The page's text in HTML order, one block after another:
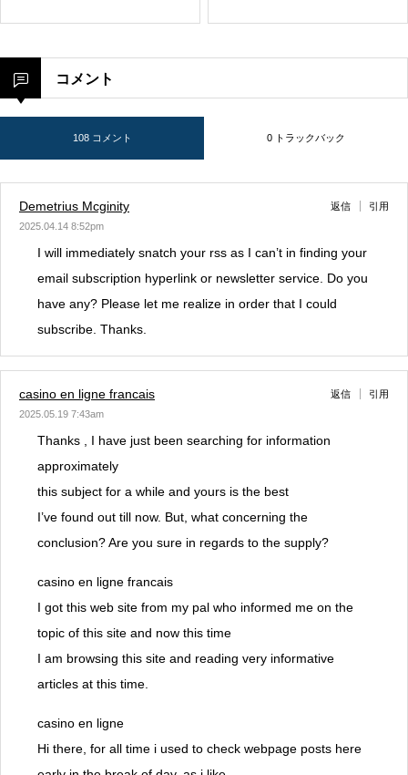
コメント
108 コメント 0 トラックバック
Demetrius Mcginity
2025.04.14 8:52pm
返信 引用
I will immediately snatch your rss as I can’t in finding your
email subscription hyperlink or newsletter service. Do you
have any? Please let me realize in order that I could
subscribe. Thanks.
casino en ligne francais
2025.05.19 7:43am
返信 引用
Thanks , I have just been searching for information
approximately
this subject for a while and yours is the best
I’ve found out till now. But, what concerning the
conclusion? Are you sure in regards to the supply?
casino en ligne francais
I got this web site from my pal who informed me on the
topic of this site and now this time
I am browsing this site and reading very informative
articles at this time.
casino en ligne
Hi there, for all time i used to check webpage posts here